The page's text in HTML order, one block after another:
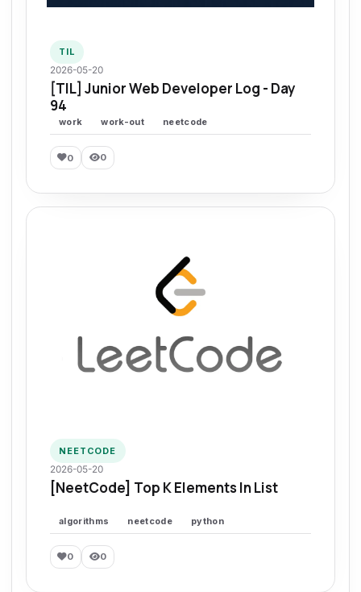
TIL
2026-05-20
[TIL] Junior Web Developer Log - Day
94
work work-out neetcode
0 0
NEETCODE
2026-05-20
[NeetCode] Top K Elements In List
algorithms neetcode python
0 0